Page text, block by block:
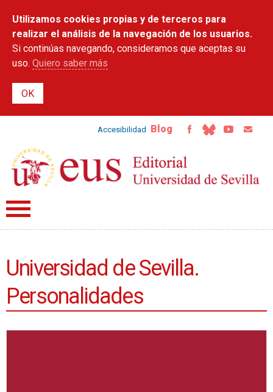
contenido
principal
Utilizamos cookies propias y de terceros para
realizar el análisis de la navegación de los usuarios.
Si continúas navegando, consideramos que aceptas su
uso. Quiero saber más
Accesibilidad Blog
Universidad de Sevilla.
Personalidades